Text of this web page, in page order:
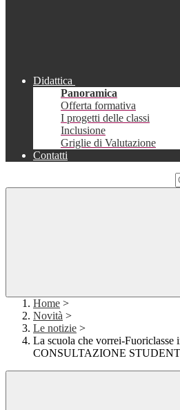
Didattica
Panoramica
Offerta formativa
I progetti delle classi
Inclusione
Griglie di Valutazione
Contatti
Home >
Novità >
Le notizie >
La scuola che vorrei-Fuoriclasse
CONSULTAZIONE